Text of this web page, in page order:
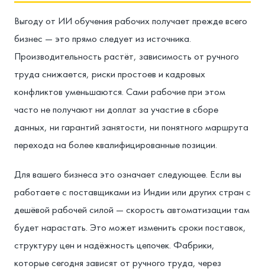
Выгоду от ИИ обучения рабочих получает прежде всего
бизнес — это прямо следует из источника.
Производительность растёт, зависимость от ручного
труда снижается, риски простоев и кадровых
конфликтов уменьшаются. Сами рабочие при этом
часто не получают ни доплат за участие в сборе
данных, ни гарантий занятости, ни понятного маршрута
перехода на более квалифицированные позиции.
Для вашего бизнеса это означает следующее. Если вы
работаете с поставщиками из Индии или других стран с
дешёвой рабочей силой — скорость автоматизации там
будет нарастать. Это может изменить сроки поставок,
структуру цен и надёжность цепочек. Фабрики,
которые сегодня зависят от ручного труда, через